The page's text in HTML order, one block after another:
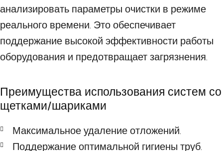
анализировать параметры очистки в режиме
реального времени. Это обеспечивает
поддержание высокой эффективности работы
оборудования и предотвращает загрязнения.
Преимущества использования систем со
щетками/шариками
Максимальное удаление отложений.
Поддержание оптимальной гигиены труб.